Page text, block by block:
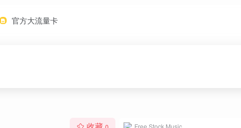
官方大流量卡
Free Stock Music